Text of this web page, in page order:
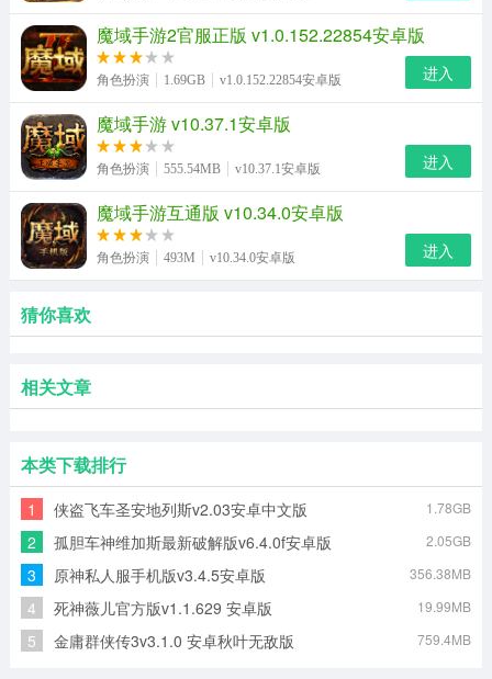
魔域手游2官服正版 v1.0.152.22854安卓版
角色扮演 1.69GB v1.0.152.22854安卓版 进入
魔域手游 v10.37.1安卓版
角色扮演 555.54MB v10.37.1安卓版 进入
魔域手游互通版 v10.34.0安卓版
角色扮演 493M v10.34.0安卓版 进入
猜你喜欢
相关文章
本类下载排行
1 侠盗飞车圣安地列斯v2.03安卓中文版 1.78GB
2 孤胆车神维加斯最新破解版v6.4.0f安卓版 2.05GB
3 原神私人服手机版v3.4.5安卓版 356.38MB
4 死神薇儿官方版v1.1.629 安卓版 19.99MB
5 金庸群侠传3v3.1.0 安卓秋叶无敌版 759.4MB